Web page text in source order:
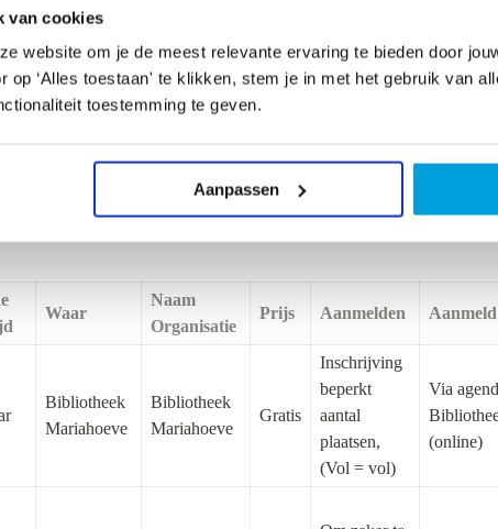
van cookies
website om je de meest relevante ervaring te bieden door
op ‘Alles toestaan' te klikken, stem je in met het gebruik van
toestemming te geven.
Aanpassen
17 juli
- Vrijdag 28 augustus